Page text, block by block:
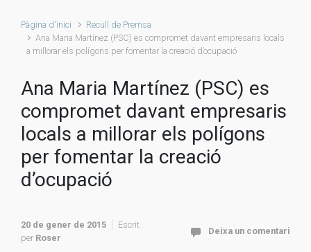
Pàgina d'inici
Recull de Premsa
Ana Maria Martínez (PSC) es compromet davant empresaris locals
a millorar els polígons per fomentar la creació d’ocupació
Ana Maria Martínez (PSC) es
compromet davant empresaris
locals a millorar els polígons
per fomentar la creació
d’ocupació
20 de gener de 2015
Escrit
per Roser
Deixa un comentari